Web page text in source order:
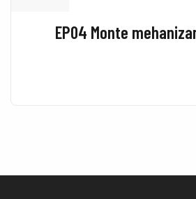
EP04 Monte